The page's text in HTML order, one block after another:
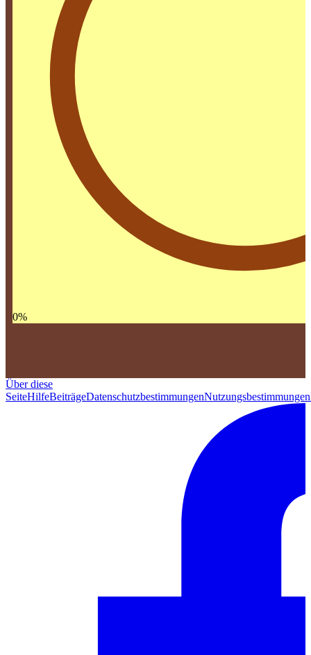
0%
Über diese
SeiteHilfeBeiträgeDatenschutzbestimmungenNutzungsbestimmungen